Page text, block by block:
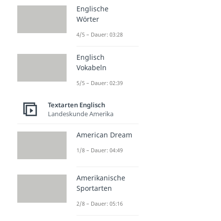
Englische
Wörter
4/5 – Dauer: 03:28
Englisch
Vokabeln
5/5 – Dauer: 02:39
Textarten Englisch
Landeskunde Amerika
American Dream
1/8 – Dauer: 04:49
Amerikanische
Sportarten
2/8 – Dauer: 05:16